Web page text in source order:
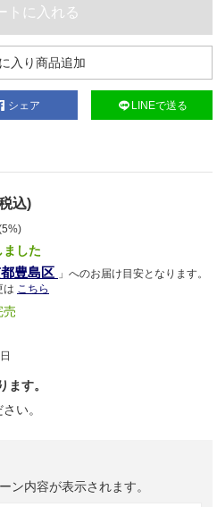
トに入れる
入り商品追加
シェア LINEで送る
込)
ました
豊島区 」へのお届け目安となります。
は こちら
売
ます。
い。
ン内容が表示されます。